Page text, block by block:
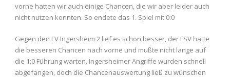
vorne hatten wir auch einige Chancen, die wir aber leider auch
nicht nutzen konnten. So endete das 1. Spiel mit 0:0
Gegen den FV Ingersheim 2 lief es schon besser, der FSV hatte
die besseren Chancen nach vorne und mußte nicht lange auf
die 1:0 Führung warten. Ingersheimer Angriffe wurden schnell
abgefangen, doch die Chancenauswertung ließ zu wünschen